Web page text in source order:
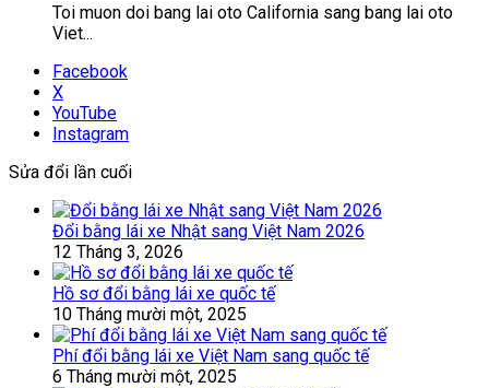
Toi muon doi bang lai oto California sang bang lai oto
Viet...
Facebook
X
YouTube
Instagram
Sửa đổi lần cuối
Đổi bằng lái xe Nhật sang Việt Nam 2026
12 Tháng 3, 2026
Hồ sơ đổi bằng lái xe quốc tế
10 Tháng mười một, 2025
Phí đổi bằng lái xe Việt Nam sang quốc tế
6 Tháng mười một, 2025